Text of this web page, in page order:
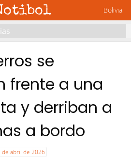
Bolivia
se
frente a una
y derriban a
a bordo
de abril de 2026